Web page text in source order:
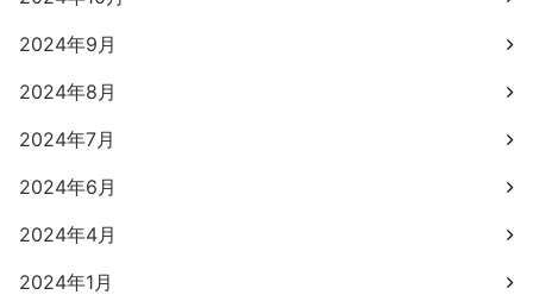
2024年9月
2024年8月
2024年7月
2024年6月
2024年4月
2024年1月